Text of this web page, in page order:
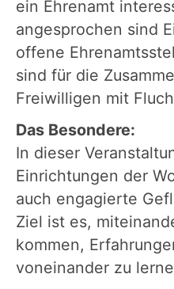
ein Ehrenamt
angesprochen sind
offene
sind für die
Freiwilligen mit
Das Besondere:
In dieser
Einrichtungen der
auch engagierte
Ziel ist es,
kommen,
voneinander zu